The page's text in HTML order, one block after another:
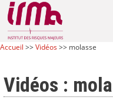
Accueil >>Vidéos>> molasse
Vidéos :